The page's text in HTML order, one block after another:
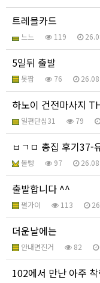
트레블카드
느느 119
5일뒤 출발
못짬 76
하노이 건전마사지
일편단심31 79
ㅂㄱㅁ 총집 후기37-
몰빵 97
출발합니다 ^^
펄가이 113
더운날에는
안내면진거 82
102에서 만난 아주